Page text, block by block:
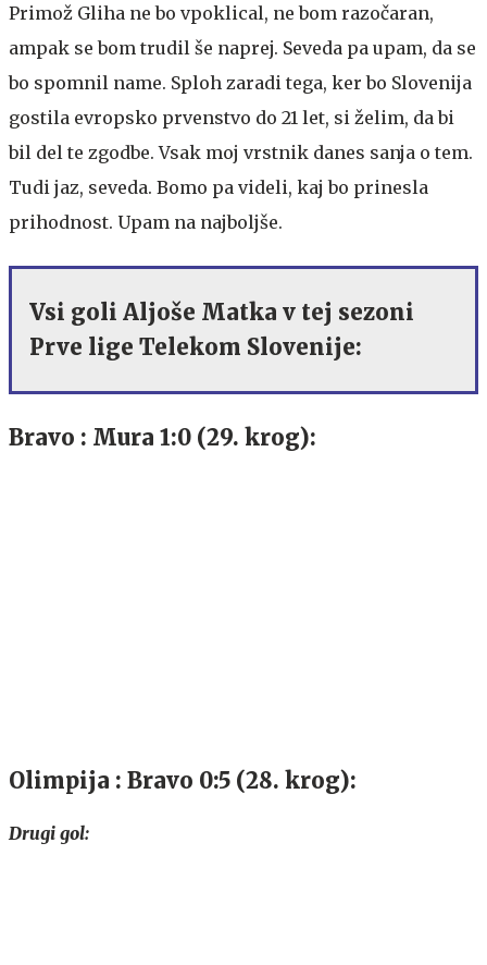
Primož Gliha ne bo vpoklical, ne bom razočaran,
ampak se bom trudil še naprej. Seveda pa upam, da se
bo spomnil name. Sploh zaradi tega, ker bo Slovenija
gostila evropsko prvenstvo do 21 let, si želim, da bi
bil del te zgodbe. Vsak moj vrstnik danes sanja o tem.
Tudi jaz, seveda. Bomo pa videli, kaj bo prinesla
prihodnost. Upam na najboljše.
Vsi goli Aljoše Matka v tej sezoni
Prve lige Telekom Slovenije:
Bravo : Mura 1:0 (29. krog):
Olimpija : Bravo 0:5 (28. krog):
Drugi gol: